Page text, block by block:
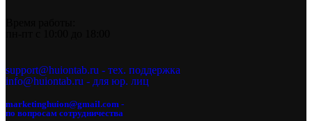
support@huiontab.ru - тех. поддержка
info@huiontab.ru - для юр. лиц
marketinghuion@gmail.com -
по вопросам сотрудничества